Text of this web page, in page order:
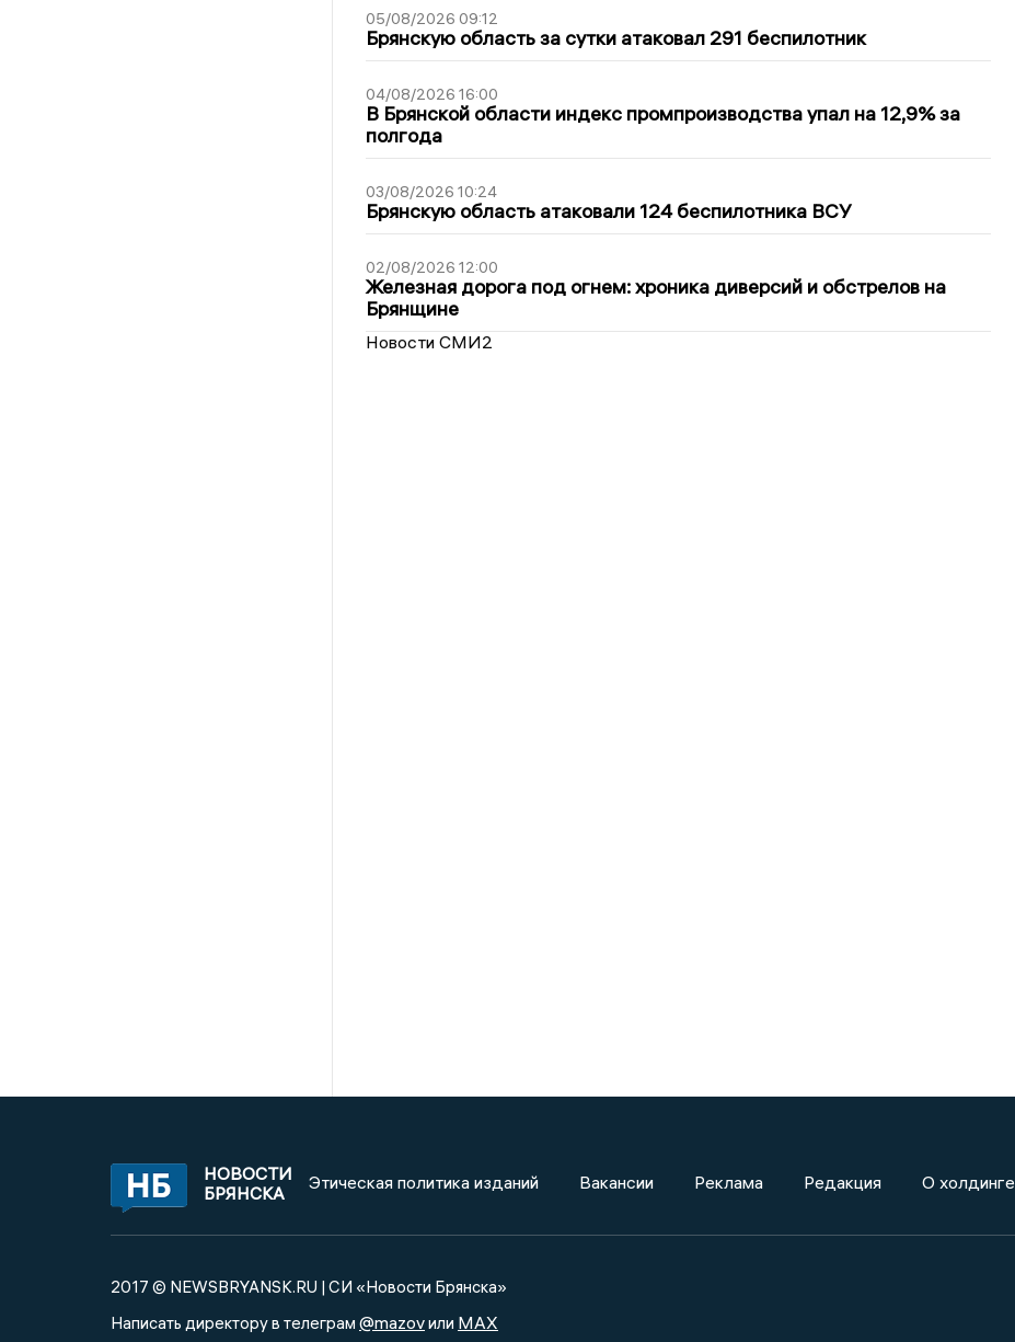
05/08/2026 09:12
Брянскую область за сутки атаковал 291 беспилотник
04/08/2026 16:00
В Брянской области индекс промпроизводства упал на 12,9% за
полгода
03/08/2026 10:24
Брянскую область атаковали 124 беспилотника ВСУ
02/08/2026 12:00
Железная дорога под огнем: хроника диверсий и обстрелов на
Брянщине
Новости СМИ2
НОВОСТИ
БРЯНСКА
Этическая политика изданий Вакансии Реклама Редакция О холдинге
2017 © NEWSBRYANSK.RU | СИ «Новости Брянска»
Написать директору в телеграм @mazovили MAX